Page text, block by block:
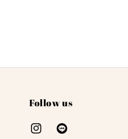
Follow us